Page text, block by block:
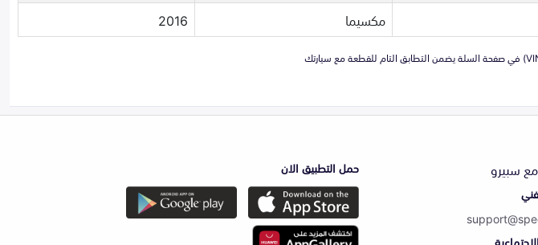
مكسيما 2016
سبيرو حمل التطبيق الان